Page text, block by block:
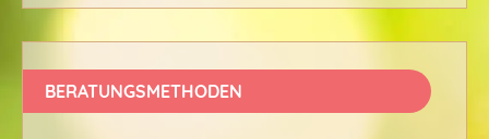
BERATUNGSMETHODEN